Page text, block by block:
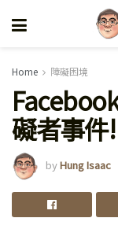
Home 障礙困境
礙者事件
byHung Isaac